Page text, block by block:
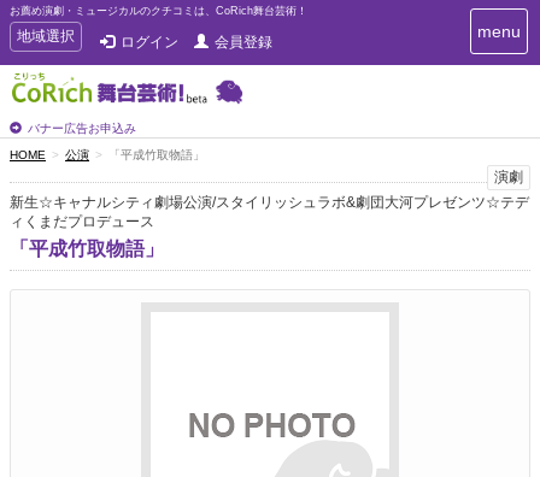
お薦め演劇・ミュージカルのクチコミは、CoRich舞台芸術！
T
o
g
g
e
n
a
v
i
g
地域選択 ログイン 会員登録
バナー広告お申込み
T
o
a
g
a
menu
HOME 公演 「平成竹取物語」
演劇
新生☆キャナルシティ劇場公演/スタイリッシュラボ&劇団大河プレゼンツ☆テデ
ィくまだプロデュース
「平成竹取物語」